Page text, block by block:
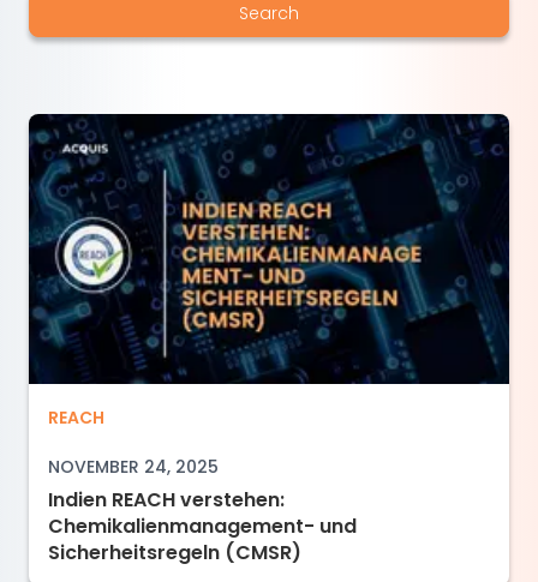
Search
Indien REACH verstehen:
REACH
NOVEMBER 24, 2025
Indien REACH verstehen:
Chemikalienmanagement- und
Sicherheitsregeln (CMSR)